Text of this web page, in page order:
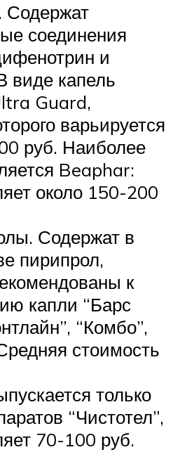
Содержат
соединения
и
виде капель
Guard,
варьируется
руб. Наиболее
Beaphar:
около 150-200
Содержат в
пирипрол,
к
капли “Барс
“Комбо”,
стоимость
только
“Чистотел”,
70-100 руб.